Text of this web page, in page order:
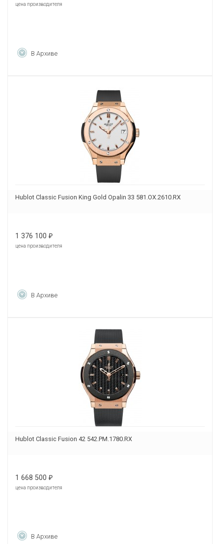
цена производителя
В Архиве
Hublot Classic Fusion King Gold Opalin 33 581.OX.2610.RX
1 376 100 ₽
цена производителя
В Архиве
Hublot Classic Fusion 42 542.PM.1780.RX
1 668 500 ₽
цена производителя
В Архиве